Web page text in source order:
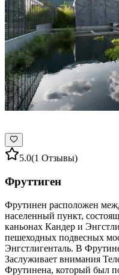
5.0(1 Отзывы)
Фруттиген
Фрутинен расположен
населенный пункт,
каньонах Кандер и
пешеходных подвесных
Энгстлигенталь. В
Заслуживает внимания
Фрутинена, который был